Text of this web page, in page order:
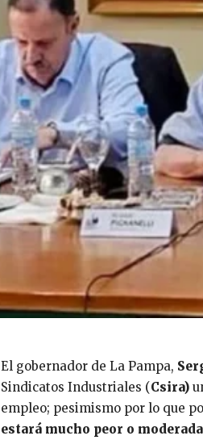
El gobernador de La Pampa,
Sindicatos Industriales (Csira)
empleo; pesimismo por lo que
estará mucho peor o